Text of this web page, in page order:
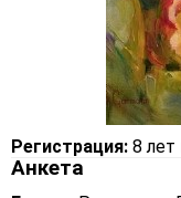
Регистрация: 8 лет
Анкета